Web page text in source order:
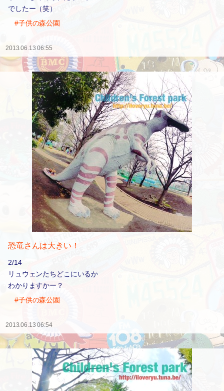
でしたー（笑）
#子供の森公園
2013.06.13 06:55
恐竜さんは大きい！
2/14
リュウェンたちどこにいるか
わかりますかー？
#子供の森公園
2013.06.13 06:54